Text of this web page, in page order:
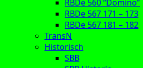
RBDe 560 “Domino”
RBDe 567 171 – 173
RBDe 567 181 – 182
TransN
Historisch
SBB